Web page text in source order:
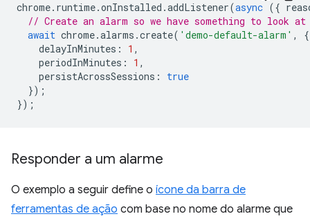
chrome. runtime.onInstalled .addListener(async ({
// Create an alarm so we have something to look at
await chrome.alarms .create( 'demo-default-alarm' ,
{
delayInMinutes : 1 ,
periodInMinutes : 1 ,
persistAcrossSessions :
true
});
});
Responder a um alarme
O exemplo a seguir define o ícone da barra de
ferramentas de ação com base no nome do alarme que